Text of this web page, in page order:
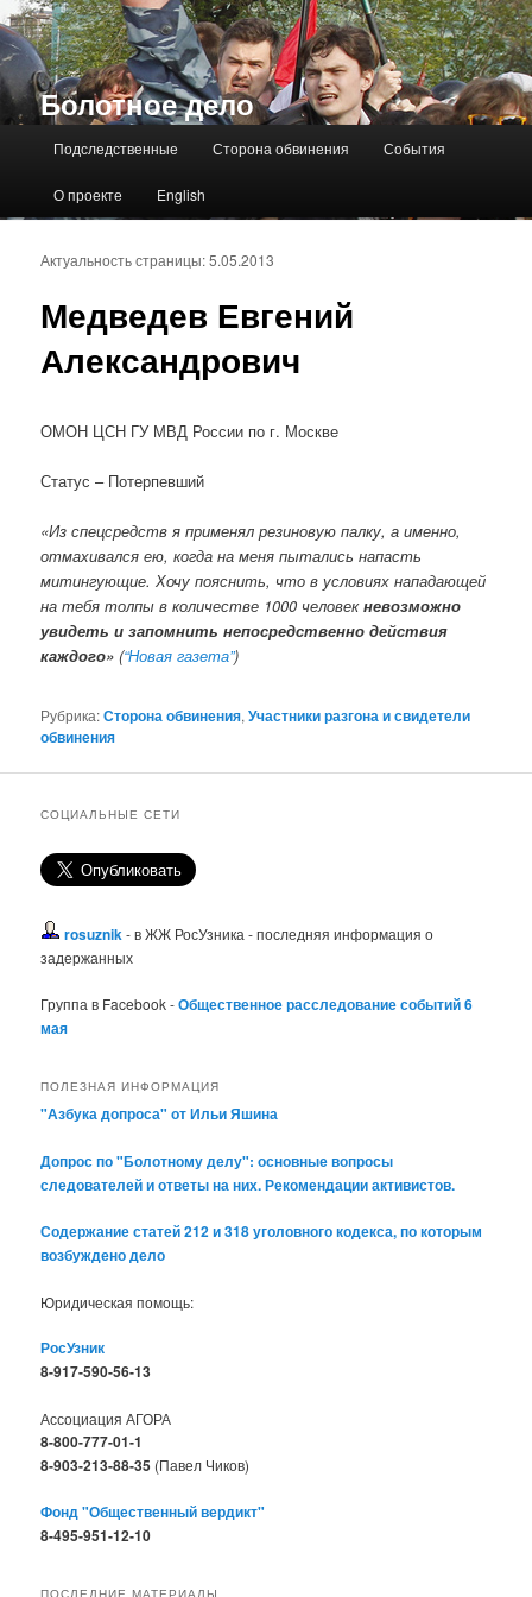
Болотное дело
Подследственные Сторона обвинения События
О проекте English
Медведев Евгений
Александрович
Актуальность страницы: 5.05.2013
ОМОН ЦСН ГУ МВД России по г. Москве
Статус – Потерпевший
«Из спецсредств я применял резиновую палку, а именно,
отмахивался ею, когда на меня пытались напасть
митингующие. Хочу пояснить, что в условиях нападающей
на тебя толпы в количестве 1000 человекневозможно
увидеть и запомнить непосредственно действия
каждого»(“Новая газета”)
Рубрика:Сторона обвинения,Участники разгона и свидетели
обвинения
СОЦИАЛЬНЫЕ СЕТИ
rosuznik- в ЖЖ РосУзника - последняя информация о
задержанных
Группа в Facebook -Общественное расследование событий 6
мая
ПОЛЕЗНАЯ ИНФОРМАЦИЯ
"Азбука допроса" от Ильи Яшина
Допрос по "Болотному делу": основные вопросы
следователей и ответы на них. Рекомендации активистов.
Содержание статей 212 и 318 уголовного кодекса, по которым
возбуждено дело
Юридическая помощь:
РосУзник
8-917-590-56-13
Ассоциация АГОРА
8-800-777-01-1
8-903-213-88-35 (Павел Чиков)
Фонд "Общественный вердикт"
8-495-951-12-10